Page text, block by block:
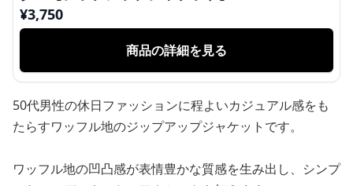
¥3,750
商品の詳細を見る
50代男性の休日ファッションに程よいカジュアル感をも
たらすワッフル地のジップアップジャケットです。
ワッフル地の凹凸感が表情豊かな質感を生み出し、シンプ